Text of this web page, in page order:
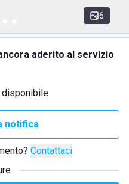
6
aderito al servizio
disponibile
notifica
Contattaci